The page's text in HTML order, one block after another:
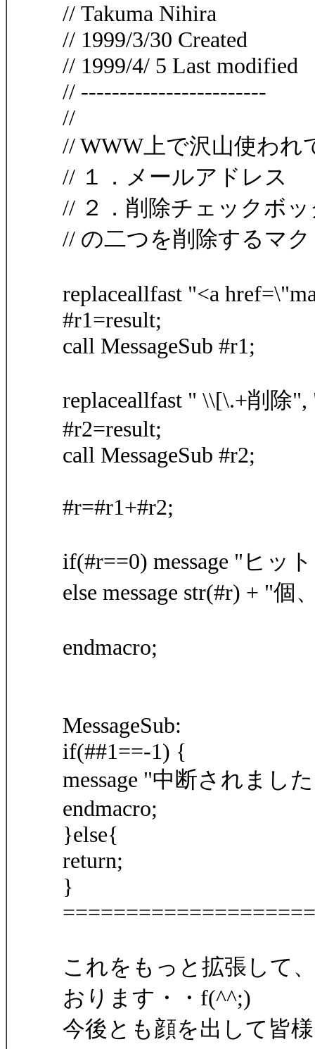
// Takuma Nihira
// 1999/3/30 Created
// 1999/4/ 5 Last modified
// ------------------------
//
// WWW上で沢山使われ
// １．メールアドレス
// ２．削除チェックボ
// の二つを削除するマ
replaceallfast "<a
#r1=result;
call MessageSub #r1;
replaceallfast " \\[\.+削除",
#r2=result;
call MessageSub #r2;
#r=#r1+#r2;
if(#r==0) message "ヒッ
else message str(#r) + "
endmacro;
MessageSub:
if(##1==-1) {
message "中断されまし
endmacro;
}else{
return;
}
これをもっと拡張して
おります・・f(^^;)
今後とも顔を出して皆